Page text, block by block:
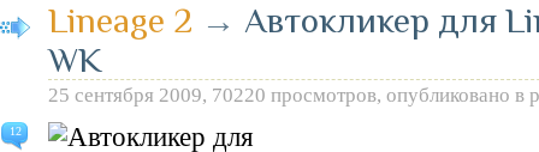
12
Lineage 2 → Автокликер для
WK
25 сентября 2009, 70220 просмотров, опубликовано в